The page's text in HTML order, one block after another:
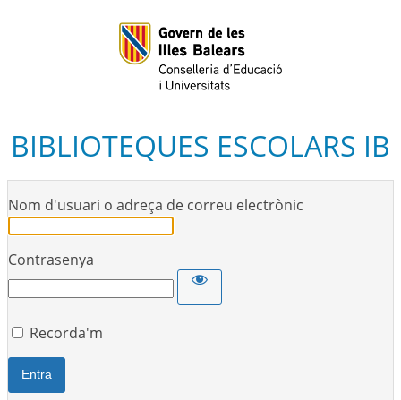
BIBLIOTEQUES ESCOLARS IB
Nom d'usuari o adreça de correu electrònic
Contrasenya
Recorda'm